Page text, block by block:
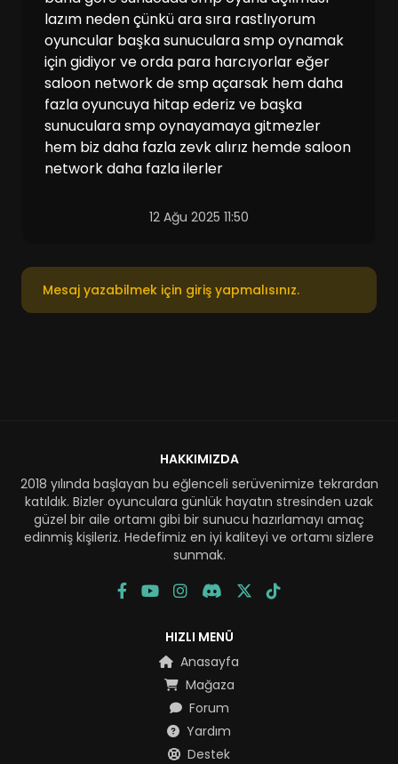
lazım neden çünkü ara sıra rastlıyorum
oyuncular başka sunuculara smp oynamak
için gidiyor ve orda para harcıyorlar eğer
saloon network de smp açarsak hem daha
fazla oyuncuya hitap ederiz ve başka
sunuculara smp oynayamaya gitmezler
hem biz daha fazla zevk alırız hemde saloon
network daha fazla ilerler
12 Ağu 2025 11:50
Mesaj yazabilmek için giriş yapmalısınız.
HAKKIMIZDA
2018 yılında başlayan bu eğlenceli serüvenimize tekrardan
katıldık. Bizler oyunculara günlük hayatın stresinden uzak
güzel bir aile ortamı gibi bir sunucu hazırlamayı amaç
edinmiş kişileriz. Hedefimiz en iyi kaliteyi ve ortamı sizlere
sunmak.
HIZLI MENÜ
Anasayfa
Mağaza
Forum
Yardım
Destek